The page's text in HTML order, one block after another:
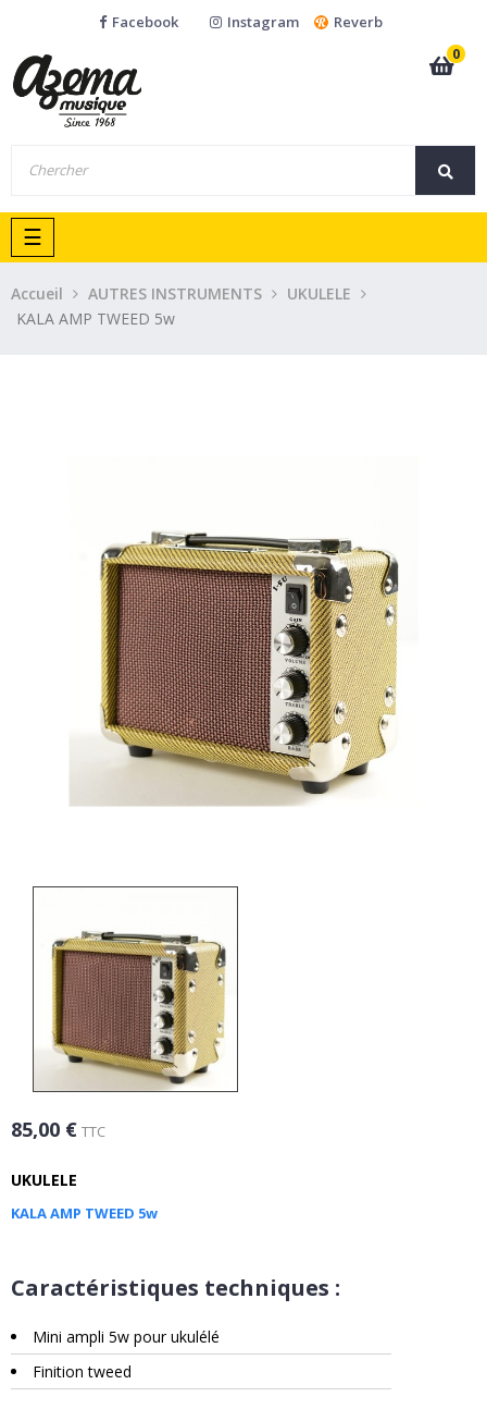
Facebook Instagram
Reverb
0
Basculer
la
navigation
☰
Accueil AUTRES INSTRUMENTS
UKULELE
KALA AMP TWEED 5w
85,00 € TTC
UKULELE
KALA AMP TWEED 5w
Caractéristiques techniques :
Mini ampli 5w pour ukulélé
Finition tweed